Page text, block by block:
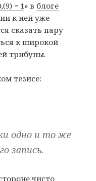
= 1» в блоге
к ней уже
сказать пару
к широкой
трибуны.
тезисе:
одно и то же
запись.
чисто